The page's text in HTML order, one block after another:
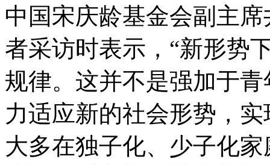
中国宋庆龄基金会副主
者采访时表示，“新形势
规律。这并不是强加于
力适应新的社会形势，
大多在独子化、少子化